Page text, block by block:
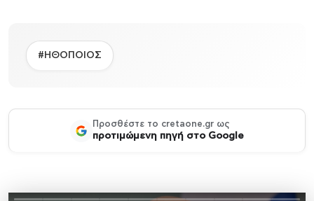
#ΗΘΟΠΟΙΟΣ
Προσθέστε το cretaone.gr ως
προτιμώμενη πηγή στο Google